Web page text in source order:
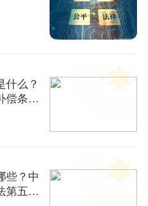
什么？
偿条例
些？中
第五十